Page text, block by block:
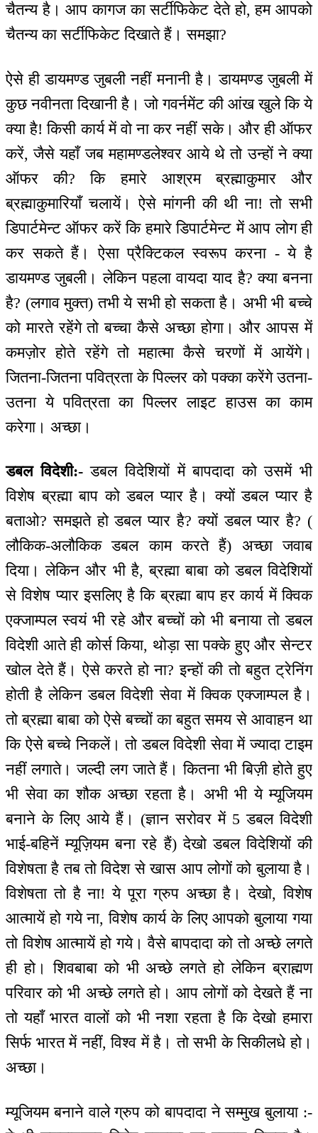
चैतन्य है। आप कागज का सर्टीफिकेट देते हो, हम आपको
चैतन्य का सर्टीफिकेट दिखाते हैं। समझा?
ऐसे ही डायमण्ड जुबली नहीं मनानी है। डायमण्ड जुबली में
कुछ नवीनता दिखानी है। जो गवर्नमेंट की आंख खुले कि ये
क्या है! किसी कार्य में वो ना कर नहीं सके। और ही ऑफर
करें, जैसे यहाँ जब महामण्डलेश्वर आये थे तो उन्हों ने क्या
ऑफर की? कि हमारे आश्रम ब्रह्माकुमार और
ब्रह्माकुमारियाँ चलायें। ऐसे मांगनी की थी ना! तो सभी
डिपार्टमेन्ट ऑफर करें कि हमारे डिपार्टमेन्ट में आप लोग ही
कर सकते हैं। ऐसा प्रैक्टिकल स्वरूप करना - ये है
डायमण्ड जुबली। लेकिन पहला वायदा याद है? क्या बनना
है? (लगाव मुक्त) तभी ये सभी हो सकता है। अभी भी बच्चे
को मारते रहेंगे तो बच्चा कैसे अच्छा होगा। और आपस में
कमज़ोर होते रहेंगे तो महात्मा कैसे चरणों में आयेंगे।
जितना-जितना पवित्रता के पिल्लर को पक्का करेंगे उतना-
उतना ये पवित्रता का पिल्लर लाइट हाउस का काम
करेगा। अच्छा।
डबल विदेशी:-डबल विदेशियों में बापदादा को उसमें भी
विशेष ब्रह्मा बाप को डबल प्यार है। क्यों डबल प्यार है
बताओ? समझते हो डबल प्यार है? क्यों डबल प्यार है? (
लौकिक-अलौकिक डबल काम करते हैं) अच्छा जवाब
दिया। लेकिन और भी है, ब्रह्मा बाबा को डबल विदेशियों
से विशेष प्यार इसलिए है कि ब्रह्मा बाप हर कार्य में क्विक
एक्जाम्पल स्वयं भी रहे और बच्चों को भी बनाया तो डबल
विदेशी आते ही कोर्स किया, थोड़ा सा पक्के हुए और सेन्टर
खोल देते हैं। ऐसे करते हो ना? इन्हों की तो बहुत ट्रेनिंग
होती है लेकिन डबल विदेशी सेवा में क्विक एक्जाम्पल है।
तो ब्रह्मा बाबा को ऐसे बच्चों का बहुत समय से आवाहन था
कि ऐसे बच्चे निकलें। तो डबल विदेशी सेवा में ज्यादा टाइम
नहीं लगाते। जल्दी लग जाते हैं। कितना भी बिज़ी होते हुए
भी सेवा का शौक अच्छा रहता है। अभी भी ये म्यूजियम
बनाने के लिए आये हैं। (ज्ञान सरोवर में 5 डबल विदेशी
भाई-बहिनें म्यूज़ियम बना रहे हैं) देखो डबल विदेशियों की
विशेषता है तब तो विदेश से खास आप लोगों को बुलाया है।
विशेषता तो है ना! ये पूरा ग्रुप अच्छा है। देखो, विशेष
आत्मायें हो गये ना, विशेष कार्य के लिए आपको बुलाया गया
तो विशेष आत्मायें हो गये। वैसे बापदादा को तो अच्छे लगते
ही हो। शिवबाबा को भी अच्छे लगते हो लेकिन ब्राह्मण
परिवार को भी अच्छे लगते हो। आप लोगों को देखते हैं ना
तो यहाँ भारत वालों को भी नशा रहता है कि देखो हमारा
सिर्फ भारत में नहीं, विश्व में है। तो सभी के सिकीलधे हो।
अच्छा।
म्यूजियम बनाने वाले ग्रुप को बापदादा ने सम्मुख बुलाया :-